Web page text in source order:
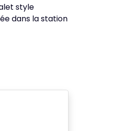
style
dans la station